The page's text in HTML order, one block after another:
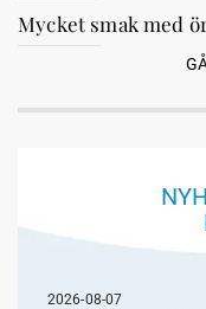
Mycket smak med
2026-08-07